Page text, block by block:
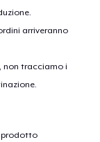
arriveranno
non tracciamo i
prodotto